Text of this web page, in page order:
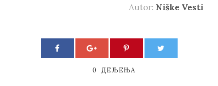
Autor: Niške Vesti
0 ДЕЉЕЊА